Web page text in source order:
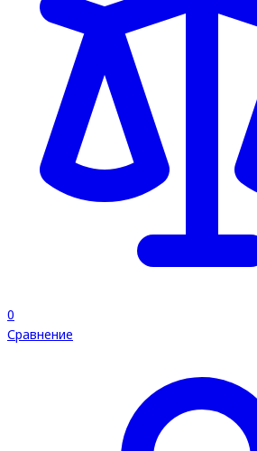
0
Сравнение